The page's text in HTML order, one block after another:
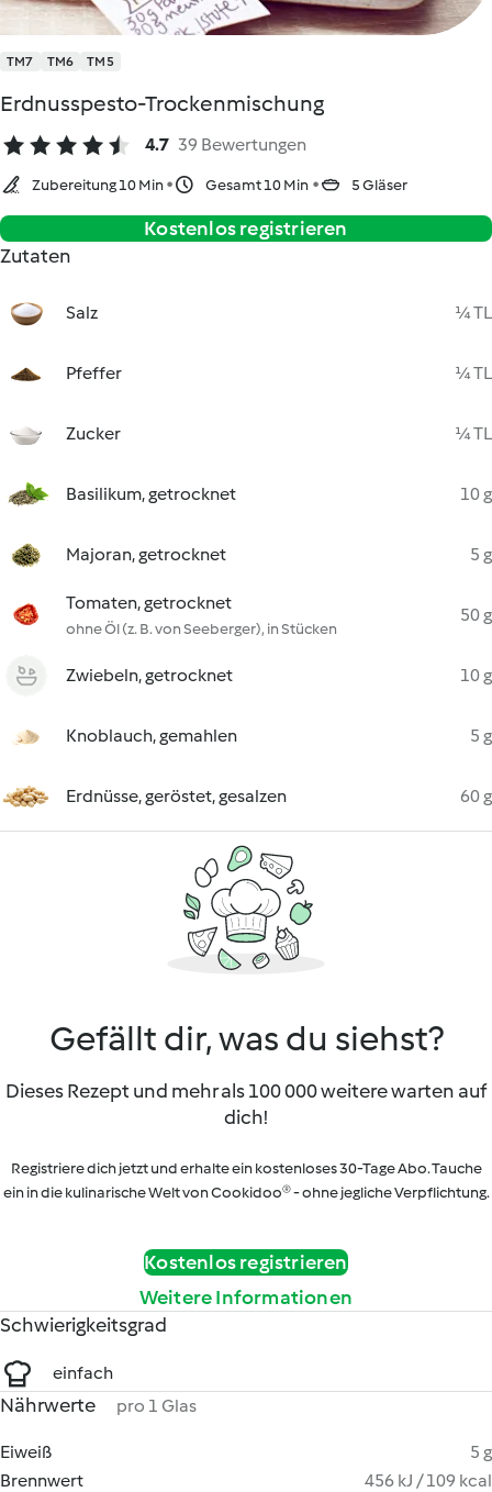
TM7 TM6 TM5
Erdnusspesto-Trockenmischung
4.7 39 Bewertungen
Zubereitung 10 Min Gesamt 10 Min 5 Gläser
Kostenlos registrieren
Zutaten
Salz ¼ TL
Pfeffer ¼ TL
Zucker ¼ TL
Basilikum, getrocknet 10 g
Majoran, getrocknet 5 g
Tomaten, getrocknet
ohne Öl (z. B. von Seeberger), in Stücken
50 g
Zwiebeln, getrocknet 10 g
Knoblauch, gemahlen 5 g
Erdnüsse, geröstet, gesalzen 60 g
Gefällt dir, was du siehst?
Dieses Rezept und mehr als 100 000 weitere warten auf
dich!
Registriere dich jetzt und erhalte ein kostenloses 30-Tage Abo. Tauche
ein in die kulinarische Welt von Cookidoo® - ohne jegliche Verpflichtung.
Kostenlos registrieren
Weitere Informationen
Schwierigkeitsgrad
einfach
Nährwerte pro 1 Glas
Eiweiß
5 g
Brennwert
456 kJ / 109 kcal